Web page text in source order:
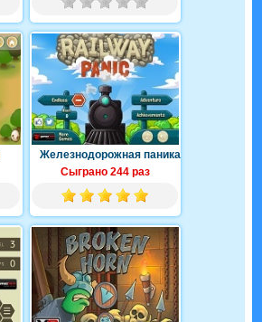
Железнодорожная паника
Сыграно 244 раз